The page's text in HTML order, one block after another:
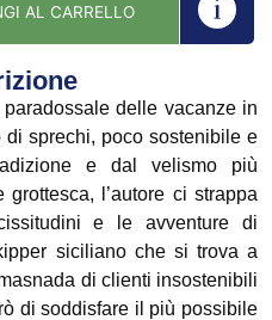
AL CARRELLO
delle vacanze in
sprechi, poco sostenibile e
e dal velismo più
l’autore ci strappa
e le avventure di
siciliano che si trova a
di clienti insostenibili
di soddisfare il più possibile